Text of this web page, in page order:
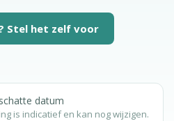
Stel het zelf voor
datum
is indicatief en kan nog wijzigen.